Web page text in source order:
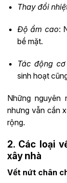
Thay đổi
Độ ẩm cao:
bề mặt.
Tác động
sinh hoạt
Những nguyên
nhưng vẫn cần
rộng.
2. Các loại
xây nhà
Vết nứt chân